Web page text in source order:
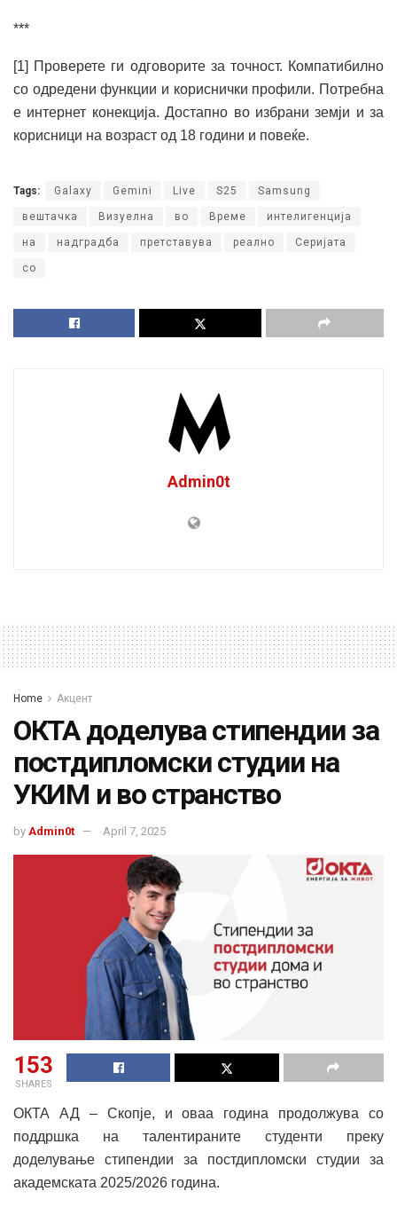
***
[1] Проверете ги одговорите за точност. Компатибилно
со одредени функции и кориснички профили. Потребна
е интернет конекција. Достапно во избрани земји и за
корисници на возраст од 18 години и повеќе.
Tags: Galaxy Gemini Live S25 Samsung
вештачка Визуелна во Време интелигенција
на надградба претставува реално Серијата
со
Admin0t
Home Акцент
ОКТА доделува стипендии за
постдипломски студии на
УКИМ и во странство
by Admin0t April 7, 2025
153
SHARES
ОКТА АД – Скопје, и оваа година продолжува со
поддршка на талентираните студенти преку
доделување стипендии за постдипломски студии за
академската 2025/2026 година.